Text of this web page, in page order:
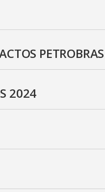
PETROBRAS
2024